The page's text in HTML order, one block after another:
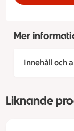
Mer
Innehåll och
Liknande